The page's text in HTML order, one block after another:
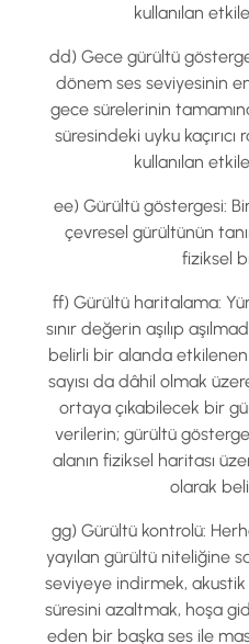
kullanılan
dd) Gece gürültü
dönem ses seviyesinin
gece sürelerinin
süresindeki uyku
kullanılan
ee) Gürültü göstergesi:
çevresel gürültünün
fiziksel
ff) Gürültü haritalama:
sınır değerin aşılıp
belirli bir alanda
sayısı da dâhil olmak
ortaya çıkabilecek bir
verilerin; gürültü
alanın fiziksel haritası
olarak
gg) Gürültü kontrolü:
yayılan gürültü niteliğine
seviyeye indirmek,
süresini azaltmak, hoşa
eden bir başka ses ile